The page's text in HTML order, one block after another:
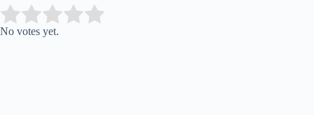
Rate this item:
No votes yet.